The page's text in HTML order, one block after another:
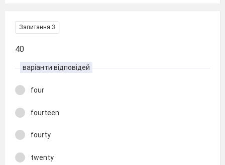
Запитання 3
40
варіанти відповідей
four
fourteen
fourty
twenty